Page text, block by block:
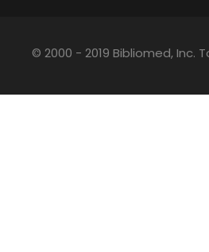
© 2000 - 2019 Bibliomed, Inc.